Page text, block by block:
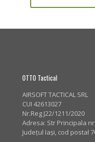
OTTO Tactical
AIRSOFT TACTICAL SRL
CUI 42613027
Nr.Reg J22/1211/2020
Adresa: Str Principala
Județul Iași, cod postal